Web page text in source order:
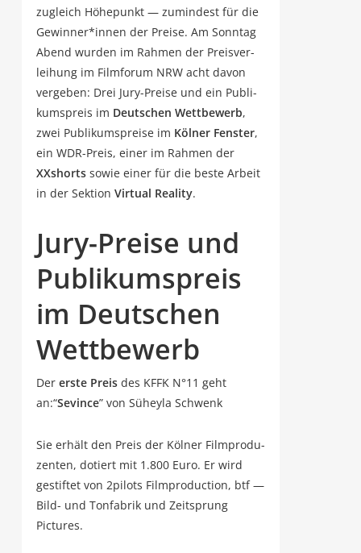
zugleich Höhe­punkt — zumin­dest für die
Gewinner*innen der Prei­se. Am Sonn­tag
Abend wur­den im Rah­men der Preis­ver­
lei­hung im Film­fo­rum NRW acht davon
ver­ge­ben: Drei Jury-Prei­se und ein Publi­
kums­preis im Deut­schen Wett­be­werb,
zwei Publi­kums­prei­se im Köl­ner Fens­ter,
ein WDR-Preis, einer im Rah­men der
XXshortssowie einer für die bes­te Arbeit
in der Sek­ti­on Vir­tu­al Rea­li­ty.
Jury-Prei­se und
Publi­kums­preis
im Deut­schen
Wettbewerb
Der ers­te Preisdes KFFK N°11 geht
an:“Sevin­ce” von Süheyla Schwenk
Sie erhält den Preis der Köl­ner Film­pro­du­
zen­ten, dotiert mit 1.800 Euro. Er wird
gestif­tet von 2pilots Film­pro­duc­tion, btf —
Bild- und Ton­fa­brik und Zeit­sprung
Pictures.